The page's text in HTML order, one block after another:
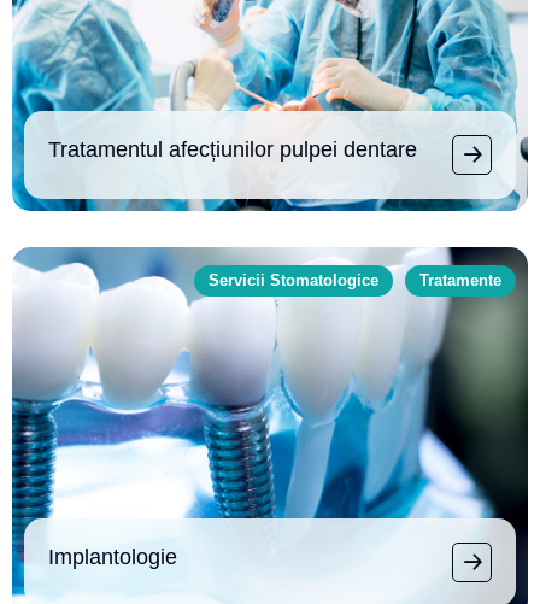
Tratamentul afecțiunilor pulpei dentare
Servicii Stomatologice Tratamente
Implantologie